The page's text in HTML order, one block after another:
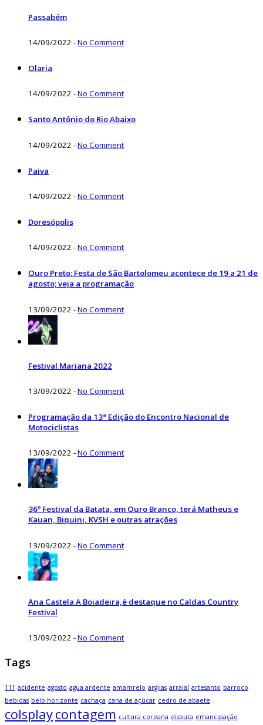
Passabém
14/09/2022 -No Comment
Olaria
14/09/2022 -No Comment
Santo Antônio do Rio Abaixo
14/09/2022 -No Comment
Paiva
14/09/2022 -No Comment
Doresópolis
14/09/2022 -No Comment
Ouro Preto: Festa de São Bartolomeu acontece de 19 a 21 de
agosto; veja a programação
13/09/2022 -No Comment
Festival Mariana 2022
13/09/2022 -No Comment
Programação da 13ª Edição do Encontro Nacional de
Motociclistas
13/09/2022 -No Comment
36º Festival da Batata, em Ouro Branco, terá Matheus e
Kauan, Biquini, KVSH e outras atrações
13/09/2022 -No Comment
Ana Castela A Boiadeira,é destaque no Caldas Country
Festival
13/09/2022 -No Comment
Tags
111 acidente agosto agua ardente amamrelo argilas arraial artesanto barroco
bebidas belo horizonte cachaça cana de açúcar cedro de abaete
colsplaycontagem cultura coreana disputa emancipação